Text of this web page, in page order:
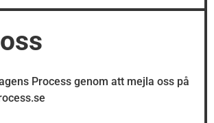
Process genom att mejla oss på